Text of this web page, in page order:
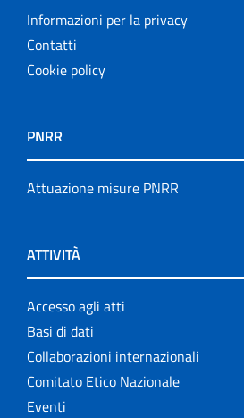
Informazioni per la privacy
Contatti
Cookie policy
PNRR
Attuazione misure PNRR
ATTIVITÀ
Accesso agli atti
Basi di dati
Collaborazioni internazionali
Comitato Etico Nazionale
Eventi